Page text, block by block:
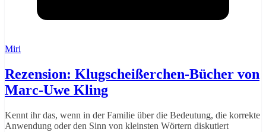
Miri
Rezension: Klugscheißerchen-Bücher von
Marc-Uwe Kling
Kennt ihr das, wenn in der Familie über die Bedeutung, die korrekte
Anwendung oder den Sinn von kleinsten Wörtern diskutiert